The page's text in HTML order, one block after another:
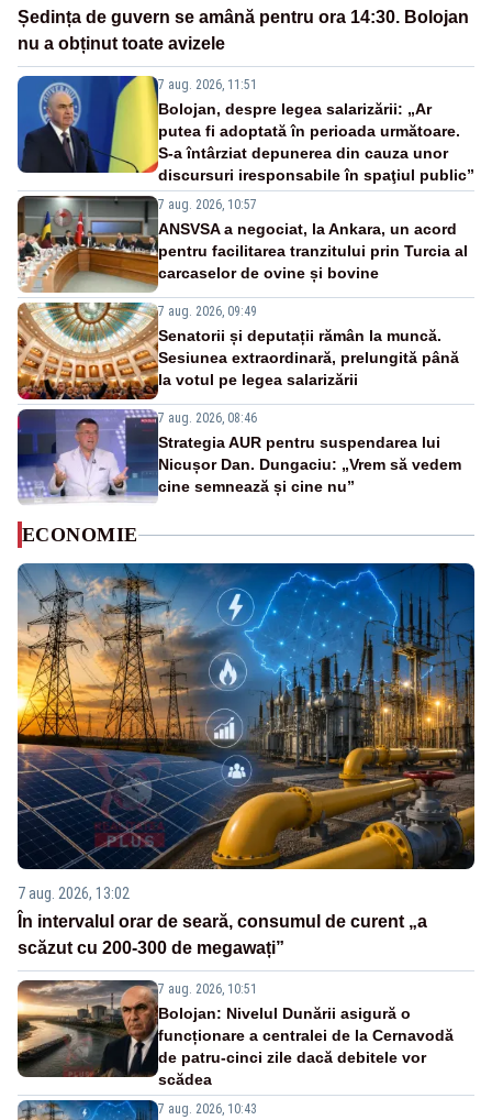
Ședința de guvern se amână pentru ora 14:30. Bolojan
nu a obținut toate avizele
7 aug. 2026, 11:51
Bolojan, despre legea salarizării: „Ar
putea fi adoptată în perioada următoare.
S-a întârziat depunerea din cauza unor
discursuri iresponsabile în spaţiul public”
7 aug. 2026, 10:57
ANSVSA a negociat, la Ankara, un acord
pentru facilitarea tranzitului prin Turcia al
carcaselor de ovine și bovine
7 aug. 2026, 09:49
Senatorii și deputații rămân la muncă.
Sesiunea extraordinară, prelungită până
la votul pe legea salarizării
7 aug. 2026, 08:46
Strategia AUR pentru suspendarea lui
Nicușor Dan. Dungaciu: „Vrem să vedem
cine semnează și cine nu”
ECONOMIE
7 aug. 2026, 13:02
În intervalul orar de seară, consumul de curent „a
scăzut cu 200-300 de megawați”
7 aug. 2026, 10:51
Bolojan: Nivelul Dunării asigură o
funcționare a centralei de la Cernavodă
de patru-cinci zile dacă debitele vor
scădea
7 aug. 2026, 10:43